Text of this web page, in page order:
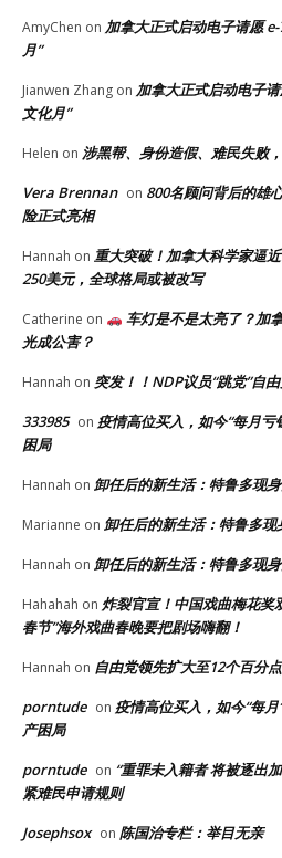
AmyChen on 加拿大正式启动电子请愿
月”
Jianwen Zhang on 加拿大正式启动电子
文化月”
Helen on 涉黑帮、身份造假、难民失败
Vera Brennan on 800名顾问背后的雄
险正式亮相
Hannah on 重大突破！加拿大科学家逼
250美元，全球格局或被改写
Catherine on
车灯是不是太亮了？加
光成公害？
Hannah on 突发！！NDP议员“跳党”自
333985 on 疫情高位买入，如今“每月
困局
Hannah on 卸任后的新生活：特鲁多现
Marianne on 卸任后的新生活：特鲁多
Hannah on 卸任后的新生活：特鲁多现
Hahahah on 炸裂官宣！中国戏曲梅花
春节”海外戏曲春晚要把剧场嗨翻！
Hannah on 自由党领先扩大至12个百分
porntude on 疫情高位买入，如今“每
产困局
porntude on “重罪未入籍者 将被逐出
紧难民申请规则
Josephsox on 陈国治专栏：举目无亲